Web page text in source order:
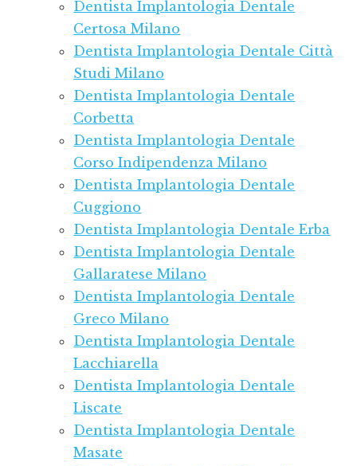
Dentista Implantologia Dentale
Certosa Milano
Dentista Implantologia Dentale Città
Studi Milano
Dentista Implantologia Dentale
Corbetta
Dentista Implantologia Dentale
Corso Indipendenza Milano
Dentista Implantologia Dentale
Cuggiono
Dentista Implantologia Dentale Erba
Dentista Implantologia Dentale
Gallaratese Milano
Dentista Implantologia Dentale
Greco Milano
Dentista Implantologia Dentale
Lacchiarella
Dentista Implantologia Dentale
Liscate
Dentista Implantologia Dentale
Masate